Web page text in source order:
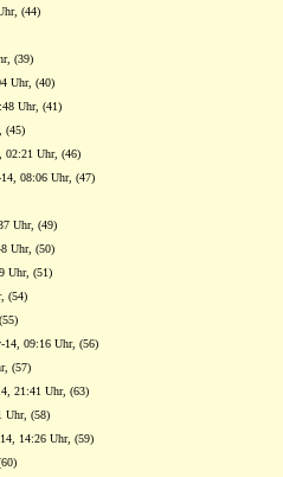
(44)
(39)
Uhr, (40)
Uhr, (41)
(45)
02:21 Uhr, (46)
14, 08:06 Uhr, (47)
Uhr, (49)
Uhr, (50)
Uhr, (51)
(54)
14, 09:16 Uhr, (56)
(57)
21:41 Uhr, (63)
Uhr, (58)
14, 14:26 Uhr, (59)